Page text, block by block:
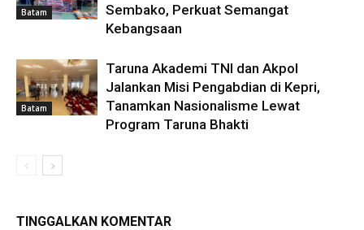
Batam
Sembako, Perkuat Semangat
Kebangsaan
Batam
Taruna Akademi TNI dan Akpol
Jalankan Misi Pengabdian di Kepri,
Tanamkan Nasionalisme Lewat
Program Taruna Bhakti
TINGGALKAN KOMENTAR